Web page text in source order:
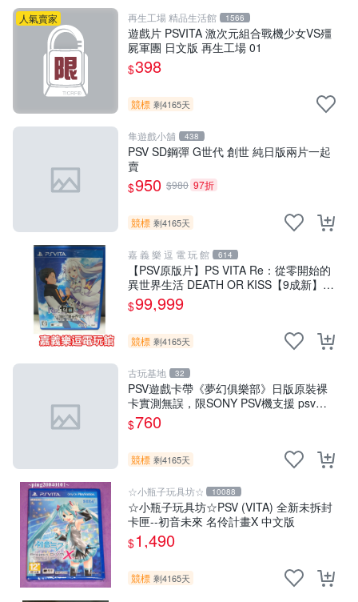
人氣賣家 再生工場 精品生活館 1566
遊戲片 PSVITA 激次元組合戰機少女VS殭
屍軍團 日文版 再生工場 01
$398
競標 剩4165天
隼遊戲小舖 438
PSV SD鋼彈 G世代 創世 純日版兩片一起
賣
$950 $980 97折
競標 剩4165天
嘉 義 樂 逗 電 玩 館 614
【PSV原版片】PS VITA Re：從零開始的
異世界生活 DEATH OR KISS【9成新】✪
中古二手✪嘉義樂逗電玩
$99,999
競標 剩4165天
古玩基地 32
PSV遊戲卡帶《夢幻俱樂部》日版原裝裸
卡實測無誤，限SONY PSV機支援 psv
psv游戲 psv夢幻俱樂部
$760
競標 剩4165天
☆小瓶子玩具坊☆ 10088
☆小瓶子玩具坊☆PSV (VITA) 全新未拆封
卡匣--初音未來 名伶計畫X 中文版
$1,490
競標 剩4165天